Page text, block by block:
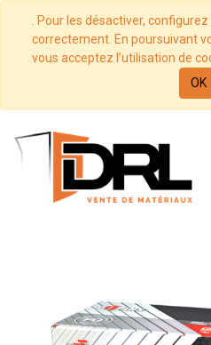
. Pour les désactiver,
correctement. En poursuivant
vous acceptez l’utilisation de
OK